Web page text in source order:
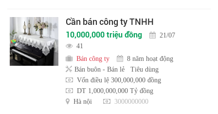
Cần bán công ty TNHH
10,000,000 triệu đồng
21/07
41
Bán công ty
8 năm hoạt động
Bán buôn - Bán lẻ
Tiêu dùng
Vốn điều lệ 300,000,000 đồng
DT 1,000,000,000 Tỷ đồng
Hà nội
3000000000